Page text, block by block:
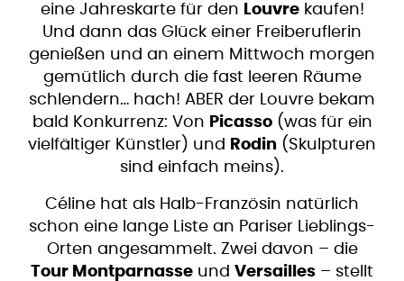
eine Jahreskarte für den Louvrekaufen!
Und dann das Glück einer Freiberuflerin
genießen und an einem Mittwoch morgen
gemütlich durch die fast leeren Räume
schlendern… hach! ABER der Louvre bekam
bald Konkurrenz: Von Picasso(was für ein
vielfältiger Künstler) und
Rodin (Skulpturen
sind einfach meins).
Céline hat als Halb-Französin natürlich
schon eine lange Liste an Pariser Lieblings-
Orten angesammelt. Zwei davon – die
Tour Montparnasse und Versailles – stellt